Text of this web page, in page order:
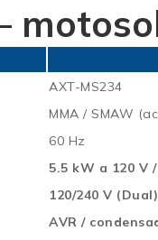
AXT-MS234
MMA / SMAW
60 Hz
5.5 kW a 120 V
120/240 V
AVR /